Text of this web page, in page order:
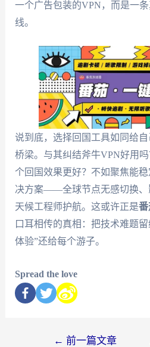
一个广告包装的VPN，而是一
线。
说到底，选择回国工具如同给
桥梁。与其纠结斧牛VPN好用
个回国效果更好？不如聚焦能
决方案——全球节点无感切换、
天候工程师护航。这或许正是番
口耳相传的真相：把技术难题
体验”还给每个游子。
Spread the love
← 前一篇文章